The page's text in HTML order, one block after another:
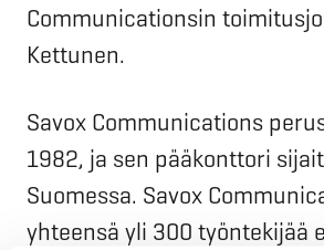
Communicationsin
Kettunen.
Savox Communications
1982, ja sen pääkonttori
Suomessa. Savox
yhteensä yli 300 työntekijää